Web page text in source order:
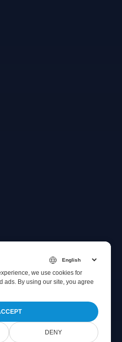
we use cookies for
ads. By using our site, you agree
DENY